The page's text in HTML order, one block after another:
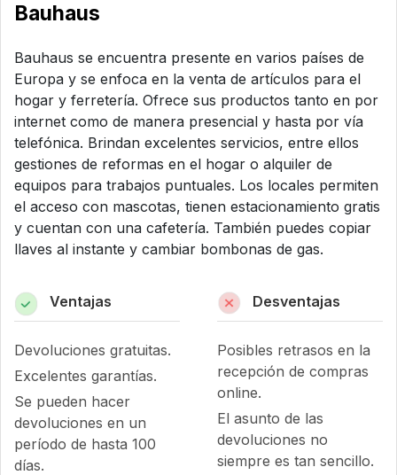
Bauhaus
Bauhaus se encuentra presente en varios países de
Europa y se enfoca en la venta de artículos para el
hogar y ferretería. Ofrece sus productos tanto en por
internet como de manera presencial y hasta por vía
telefónica. Brindan excelentes servicios, entre ellos
gestiones de reformas en el hogar o alquiler de
equipos para trabajos puntuales. Los locales permiten
el acceso con mascotas, tienen estacionamiento gratis
y cuentan con una cafetería. También puedes copiar
llaves al instante y cambiar bombonas de gas.
Ventajas
Devoluciones gratuitas.
Excelentes garantías.
Se pueden hacer
devoluciones en un
período de hasta 100
días.
Desventajas
Posibles retrasos en la
recepción de compras
online.
El asunto de las
devoluciones no
siempre es tan sencillo.